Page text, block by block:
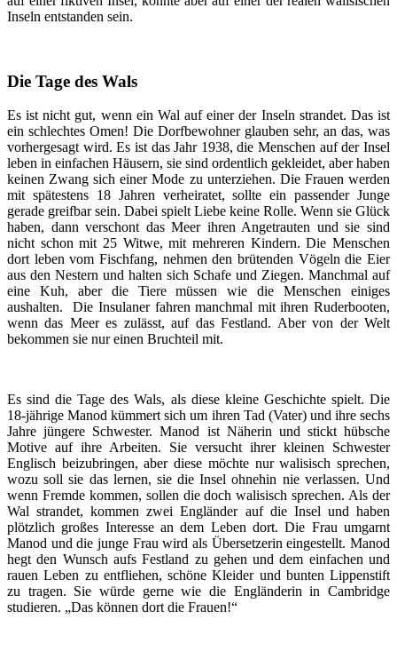
Inseln entstanden sein.
Die Tage des Wals
Es ist nicht gut, wenn ein Wal auf einer der Inseln strandet. Das ist
ein schlechtes Omen! Die Dorfbewohner glauben sehr, an das, was
vorhergesagt wird. Es ist das Jahr 1938, die Menschen auf der Insel
leben in einfachen Häusern, sie sind ordentlich gekleidet, aber haben
keinen Zwang sich einer Mode zu unterziehen. Die Frauen werden
mit spätestens 18 Jahren verheiratet, sollte ein passender Junge
gerade greifbar sein. Dabei spielt Liebe keine Rolle. Wenn sie Glück
haben, dann verschont das Meer ihren Angetrauten und sie sind
nicht schon mit 25 Witwe, mit mehreren Kindern. Die Menschen
dort leben vom Fischfang, nehmen den brütenden Vögeln die Eier
aus den Nestern und halten sich Schafe und Ziegen. Manchmal auf
eine Kuh, aber die Tiere müssen wie die Menschen einiges
aushalten. Die Insulaner fahren manchmal mit ihren Ruderbooten,
wenn das Meer es zulässt, auf das Festland. Aber von der Welt
bekommen sie nur einen Bruchteil mit.
Es sind die Tage des Wals, als diese kleine Geschichte spielt. Die
18-jährige Manod kümmert sich um ihren Tad (Vater) und ihre sechs
Jahre jüngere Schwester. Manod ist Näherin und stickt hübsche
Motive auf ihre Arbeiten. Sie versucht ihrer kleinen Schwester
Englisch beizubringen, aber diese möchte nur walisisch sprechen,
wozu soll sie das lernen, sie die Insel ohnehin nie verlassen. Und
wenn Fremde kommen, sollen die doch walisisch sprechen. Als der
Wal strandet, kommen zwei Engländer auf die Insel und haben
plötzlich großes Interesse an dem Leben dort. Die Frau umgarnt
Manod und die junge Frau wird als Übersetzerin eingestellt. Manod
hegt den Wunsch aufs Festland zu gehen und dem einfachen und
rauen Leben zu entfliehen, schöne Kleider und bunten Lippenstift
zu tragen. Sie würde gerne wie die Engländerin in Cambridge
studieren. „Das können dort die Frauen!“